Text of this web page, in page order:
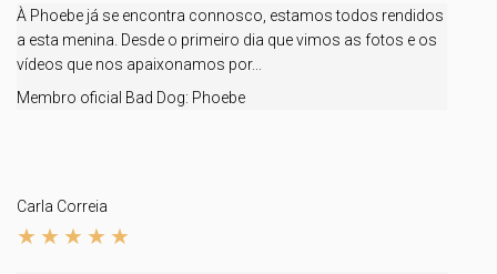
À Phoebe já se encontra connosco, estamos todos rendidos
a esta menina. Desde o primeiro dia que vimos as fotos e os
vídeos que nos apaixonamos por...
Membro oficial Bad Dog: Phoebe
Carla Correia